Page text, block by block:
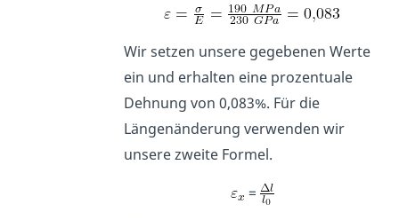
Wir setzen unsere gegebenen Werte
ein und erhalten eine prozentuale
Dehnung von 0,083%. Für die
Längenänderung verwenden wir
unsere zweite Formel.
=